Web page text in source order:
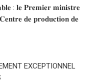
: 𝐥𝐞 𝐏𝐫𝐞𝐦𝐢𝐞𝐫 𝐦𝐢𝐧𝐢𝐬𝐭𝐫𝐞
𝐝𝐞 𝐩𝐫𝐨𝐝𝐮𝐜𝐭𝐢𝐨𝐧 𝐝𝐞
EXCEPTIONNEL